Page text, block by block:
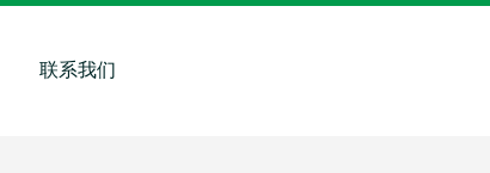
联系我们